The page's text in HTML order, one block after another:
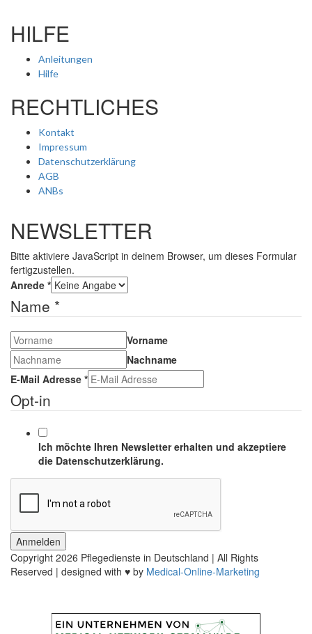
HILFE
Anleitungen
Hilfe
RECHTLICHES
Kontakt
Impressum
Datenschutzerklärung
AGB
ANBs
NEWSLETTER
Bitte aktiviere JavaScript in deinem Browser, um dieses Formular
fertigzustellen.
Anrede *
Name *
Vorname
Nachname
E-Mail Adresse *
Opt-in
Ich möchte Ihren Newsletter erhalten und akzeptiere
die Datenschutzerklärung.
Anmelden
Copyright 2026 Pflegedienste in Deutschland | All Rights
Reserved | designed with ♥ by Medical-Online-Marketing